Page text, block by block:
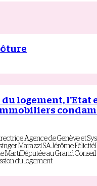
du logement, l'Etat
Agence de Genève et
Marazzi SAJérômeFélicité
MartiDéputée au Grand Conseil
du logement